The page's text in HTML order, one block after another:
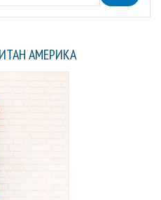
АМЕРИКА